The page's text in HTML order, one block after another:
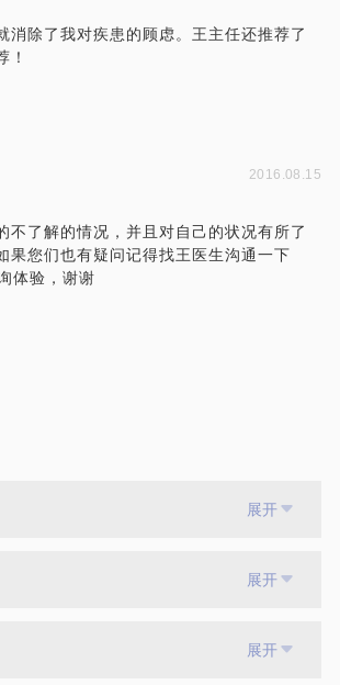
除了我对疾患的顾虑。王主任还推荐了
！
2016.08.15
了解的情况，并且对自己的状况有所了
果您们也有疑问记得找王医生沟通一下
体验，谢谢
展开
展开
展开